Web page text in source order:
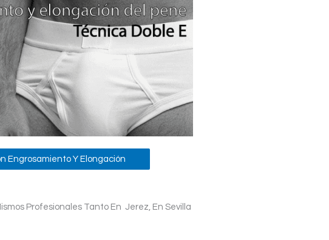
Engrosamiento Y Elongación
Profesionales Tanto En Jerez, En Sevilla